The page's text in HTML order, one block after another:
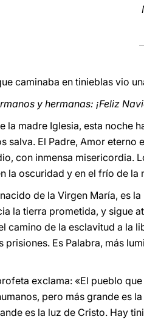
caminaba en tinieblas vio
y hermanas: ¡Feliz
la madre Iglesia, esta noche
salva. El Padre, Amor
con inmensa misericordia.
la oscuridad y en el frío de la
de la Virgen María, es
la tierra prometida, y sigue
camino de la esclavitud a la
prisiones. Es Palabra, más
exclama: «El pueblo
pero más grande es
es la luz de Cristo. Hay